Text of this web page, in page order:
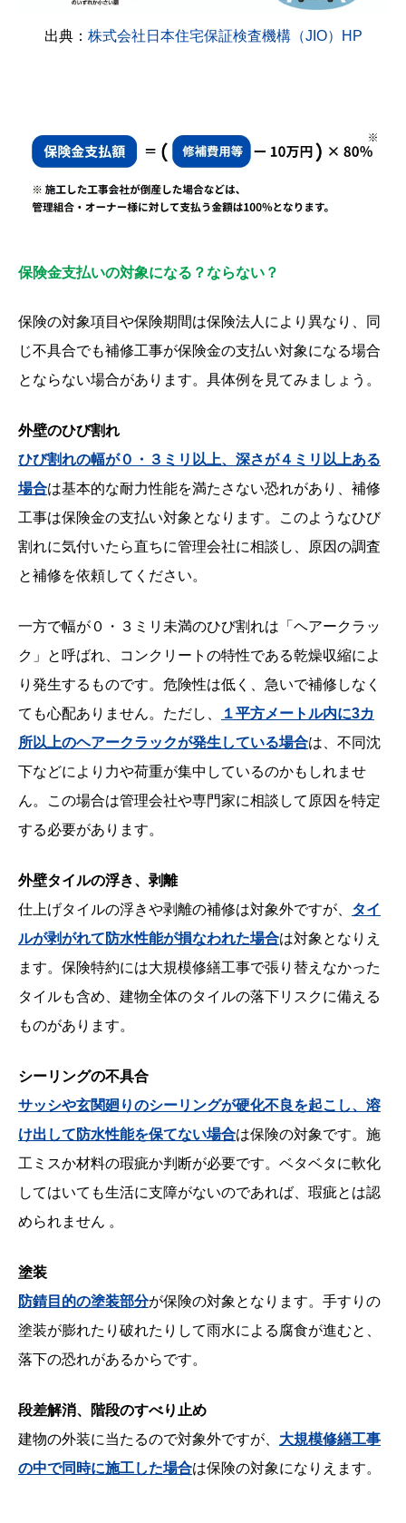
出典： 株式会社日本住宅保証検査機構（JIO）HP
保険金支払いの対象になる？ならない？
保険の対象項目や保険期間は保険法人により異なり、同
じ不具合でも補修工事が保険金の支払い対象になる場合
とならない場合があります。具体例を見てみましょう。
外壁のひび割れ
ひび割れの幅が０・３ミリ以上、深さが４ミリ以上ある
場合は基本的な耐力性能を満たさない恐れがあり、補修
工事は保険金の支払い対象となります。このようなひび
割れに気付いたら直ちに管理会社に相談し、原因の調査
と補修を依頼してください。
一方で幅が０・３ミリ未満のひび割れは「ヘアークラッ
ク」と呼ばれ、コンクリートの特性である乾燥収縮によ
り発生するものです。危険性は低く、急いで補修しなく
ても心配ありません。ただし、
１平方メートル内に3カ
所以上のヘアークラックが発生している場合は、不同沈
下などにより力や荷重が集中しているのかもしれませ
ん。この場合は管理会社や専門家に相談して原因を特定
する必要があります。
外壁タイルの浮き、剥離
仕上げタイルの浮きや剥離の補修は対象外ですが、 タイ
ルが剥がれて防水性能が損なわれた場合は対象となりえ
ます。保険特約には大規模修繕工事で張り替えなかった
タイルも含め、建物全体のタイルの落下リスクに備える
ものがあります。
シーリングの不具合
サッシや玄関廻りのシーリングが硬化不良を起こし、溶
け出して防水性能を保てない場合は保険の対象です。施
工ミスか材料の瑕疵か判断が必要です。ベタベタに軟化
してはいても生活に支障がないのであれば、瑕疵とは認
められません 。
塗装
防錆目的の塗装部分が保険の対象となります。手すりの
塗装が膨れたり破れたりして雨水による腐食が進むと、
落下の恐れがあるからです。
段差解消、階段のすべり止め
建物の外装に当たるので対象外ですが、 大規模修繕工事
の中で同時に施工した場合は保険の対象になりえます。